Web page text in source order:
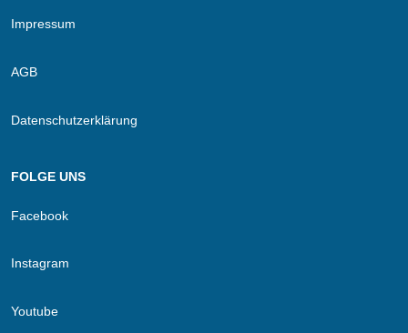
Impressum
AGB
Datenschutzerklärung
FOLGE UNS
Facebook
Instagram
Youtube